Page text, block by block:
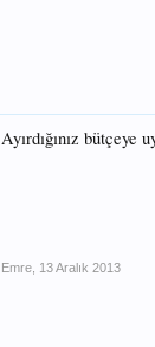
Ayırdığınız
Emre 13 Aralık 2013